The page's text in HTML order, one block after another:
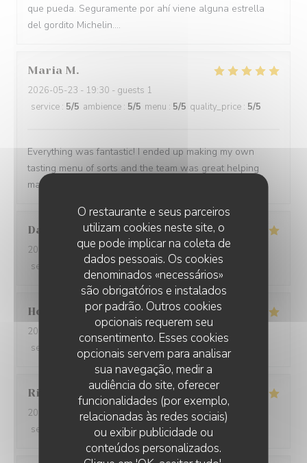
O restaurante e seus parceiros
utilizam cookies neste site, o
que pode implicar na coleta de
dados pessoais. Os cookies
denominados «necessários»
são obrigatórios e instalados
por padrão. Outros cookies
opcionais requerem seu
consentimento. Esses cookies
opcionais servem para analisar
sua navegação, medir a
audiência do site, oferecer
funcionalidades (por exemplo,
relacionadas às redes sociais)
ou exibir publicidade ou
conteúdos personalizados.
que pueda. Seguramente por ahí viene alguna estrella
del gordito Michelin....
Maria M
2026-05-23 - 19:30 - guests 1
service : 5/5 ambience : 5/5 menu : 5/5 quality_price : 5/5
Everything was fantastic! I ended up making my own
tasting menu of sorts and the team was great helping
making a wine paring for each course.
David
2026-05-28- 19:15 - guests 7
service
ambience: 5/5 menu :5/5 quality_price
Ho Fung
2026-05-24
- 19:30 - guests 2
service
ambience /5 quality_price
Riccardo L
2026-05-25
- 21:45 - guests 2
service
ambience:4/5 menu:5/5 quality_price